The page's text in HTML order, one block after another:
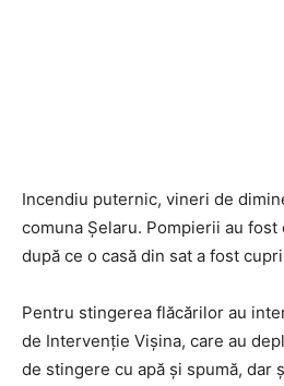
Incendiu puternic, vineri de
comuna Șelaru. Pompierii au
după ce o casă din sat a fost
Pentru stingerea flăcărilor au
de Intervenție Vișina, care au
de stingere cu apă și spumă, dar